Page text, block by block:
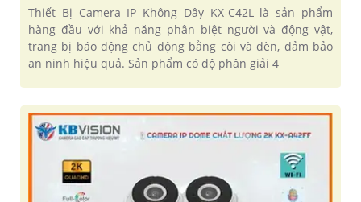
Thiết Bị Camera IP Không Dây KX-C42L là sản phẩm
hàng đầu với khả năng phân biệt người và động vật,
trang bị báo động chủ động bằng còi và đèn, đảm bảo
an ninh hiệu quả. Sản phẩm có độ phân giải 4